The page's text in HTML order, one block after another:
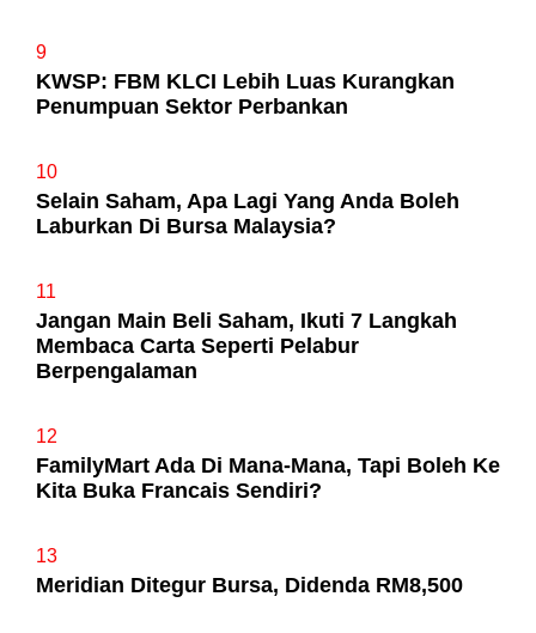
9
KWSP: FBM KLCI Lebih Luas Kurangkan
Penumpuan Sektor Perbankan
10
Selain Saham, Apa Lagi Yang Anda Boleh
Laburkan Di Bursa Malaysia?
11
Jangan Main Beli Saham, Ikuti 7 Langkah
Membaca Carta Seperti Pelabur
Berpengalaman
12
FamilyMart Ada Di Mana-Mana, Tapi Boleh Ke
Kita Buka Francais Sendiri?
13
Meridian Ditegur Bursa, Didenda RM8,500